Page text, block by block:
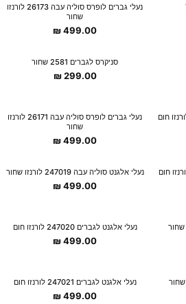
New Collection
נעלי גברים לופרס סוליה עבה 26173 לורנזו
שחור
499.00
₪
New Collection
סניקרס לגברים 2581 שחור
299.00
₪
New Collection
נעלי גברים לופרס סוליה עבה 26171 לורנזו
שחור
499.00
₪
New Collection
נעלי אלגנט סוליה עבה 247019 לורנזו שחור
499.00
₪
New Collection
נעלי אלגנט לגברים 247020 לורנזו חום
499.00
₪
New Collection
נעלי אלגנט לגברים 247021 לורנזו חום
499.00
₪